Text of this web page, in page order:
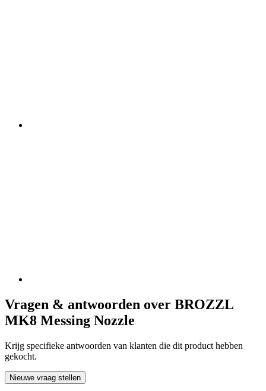
Vragen & antwoorden over BROZZL
MK8 Messing Nozzle
Krijg specifieke antwoorden van klanten die dit product hebben
gekocht.
Nieuwe vraag stellen